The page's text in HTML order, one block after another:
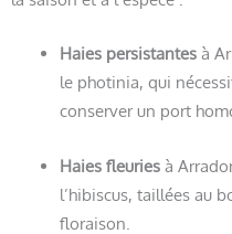
Haies persistantesà
le photinia, qui
conserver un port
Haies fleuriesà
l’hibiscus, taillées au
floraison.